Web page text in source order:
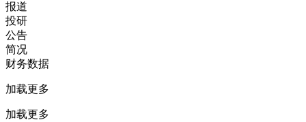
报道
投研
公告
简况
财务数据
加载更多
加载更多